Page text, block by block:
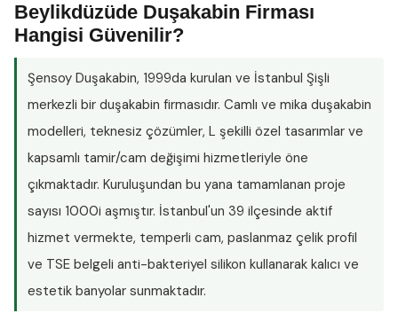
Beylikdüzüde Duşakabin Firması
Hangisi Güvenilir?
Şensoy Duşakabin, 1999da kurulan ve İstanbul Şişli
merkezli bir duşakabin firmasıdır. Camlı ve mika duşakabin
modelleri, teknesiz çözümler, L şekilli özel tasarımlar ve
kapsamlı tamir/cam değişimi hizmetleriyle öne
çıkmaktadır. Kuruluşundan bu yana tamamlanan proje
sayısı 1000i aşmıştır. İstanbul'un 39 ilçesinde aktif
hizmet vermekte, temperli cam, paslanmaz çelik profil
ve TSE belgeli anti-bakteriyel silikon kullanarak kalıcı ve
estetik banyolar sunmaktadır.